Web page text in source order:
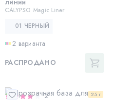
CALYPSO Magic Liner
01 ЧЕРНЫЙ
2 варианта
РАСПРОДАНО
25 г
2